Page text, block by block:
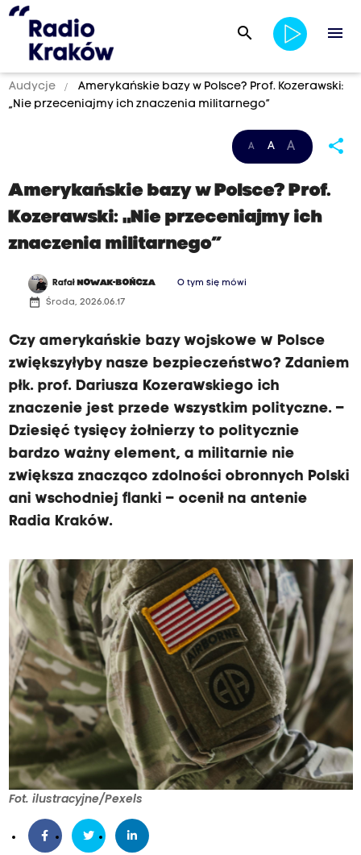
search menu
Audycje
Amerykańskie bazy w Polsce? Prof. Kozerawski:
„Nie przeceniajmy ich znaczenia militarnego”
A A A share
Amerykańskie bazy w Polsce? Prof.
Kozerawski: „Nie przeceniajmy ich
znaczenia militarnego”
Rafał NOWAK-BOŃCZA O tym się mówi
date_range Środa, 2026.06.17
Czy amerykańskie bazy wojskowe w Polsce
zwiększyłyby nasze bezpieczeństwo? Zdaniem
płk. prof. Dariusza Kozerawskiego ich
znaczenie jest przede wszystkim polityczne. –
Dziesięć tysięcy żołnierzy to politycznie
bardzo ważny element, a militarnie nie
zwiększa znacząco zdolności obronnych Polski
ani wschodniej flanki – ocenił na antenie
Radia Kraków.
Fot. ilustracyjne/Pexels